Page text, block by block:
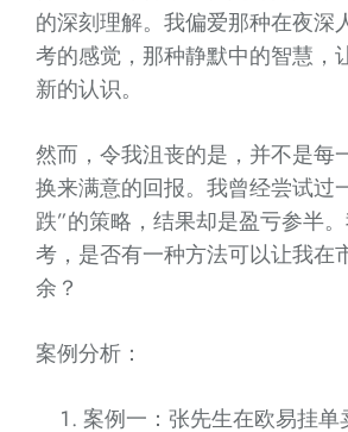
的深刻理解。我偏爱那种在夜深
考的感觉，那种静默中的智慧，
新的认识。
然而，令我沮丧的是，并不是每
换来满意的回报。我曾经尝试过
跌”的策略，结果却是盈亏参半
考，是否有一种方法可以让我在
余？
案例分析：
案例一：张先生在欧易挂单